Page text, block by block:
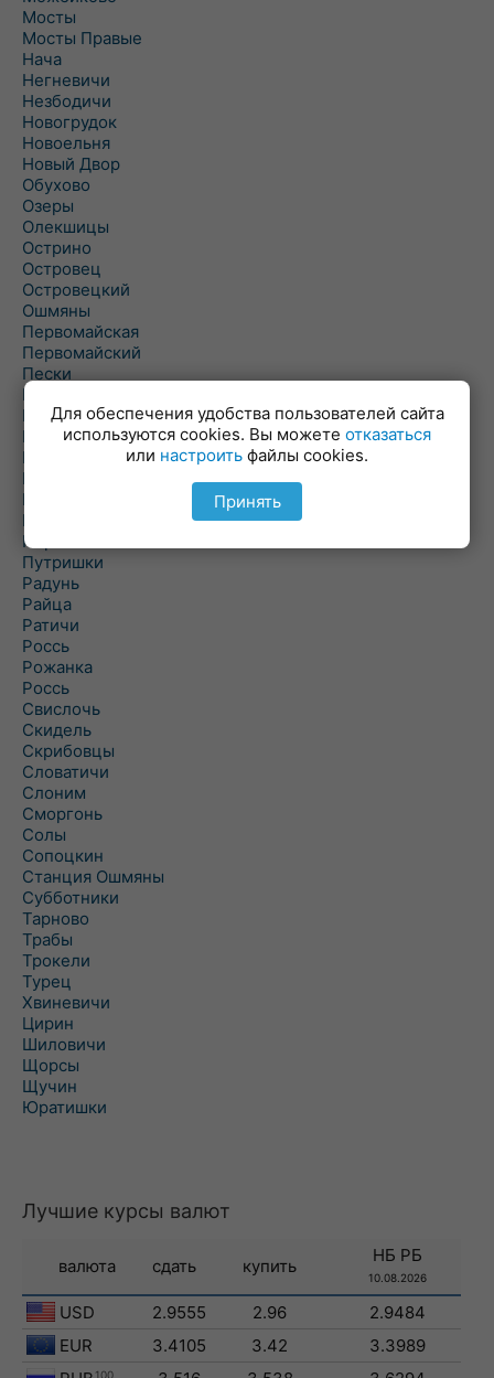
Мосты
Мосты Правые
Нача
Негневичи
Незбодичи
Новогрудок
Новоельня
Новый Двор
Обухово
Озеры
Олекшицы
Острино
Островец
Островецкий
Ошмяны
Первомайская
Первомайский
Пески
Петревичи
Погородно
Пограничный
Подлабенье
Подольцы
Подороск
Поречье
Порозово
Путришки
Радунь
Райца
Ратичи
Роcсь
Рожанка
Россь
Свислочь
Скидель
Скрибовцы
Словатичи
Слоним
Сморгонь
Солы
Сопоцкин
Станция Ошмяны
Субботники
Тарново
Трабы
Трокели
Турец
Хвиневичи
Цирин
Шиловичи
Щорсы
Щучин
Юратишки
Лучшие курсы валют
валюта сдать купить
НБ РБ
10.08.2026
USD 2.9555 2.96
2.9484
EUR
3.4105 3.42
3.3989
100
Для обеспечения удобства пользователей сайта
используются cookies. Вы можете отказаться
или настроить файлы cookies.
Принять